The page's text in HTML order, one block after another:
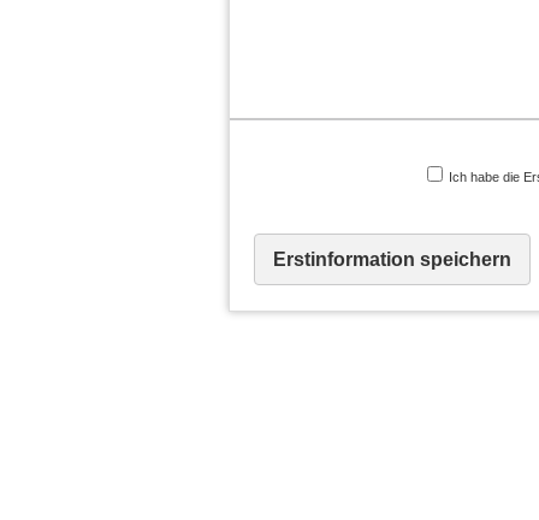
Ich habe die
Erstinformation speichern